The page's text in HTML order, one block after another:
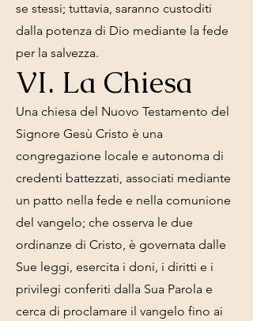
se stessi; tuttavia, saranno custoditi
dalla potenza di Dio mediante la fede
per la salvezza.
VI. La Chiesa
Una chiesa del Nuovo Testamento del
Signore Gesù Cristo è una
congregazione locale e autonoma di
credenti battezzati, associati mediante
un patto nella fede e nella comunione
del vangelo; che osserva le due
ordinanze di Cristo, è governata dalle
Sue leggi, esercita i doni, i diritti e i
privilegi conferiti dalla Sua Parola e
cerca di proclamare il vangelo fino ai